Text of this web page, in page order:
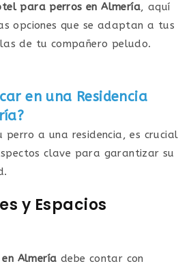
para perros en Almería, aquí
opciones que se adaptan a tus
de tu compañero peludo.
en una Residencia
a una residencia, es crucial
clave para garantizar su
y Espacios
Almería debe contar con